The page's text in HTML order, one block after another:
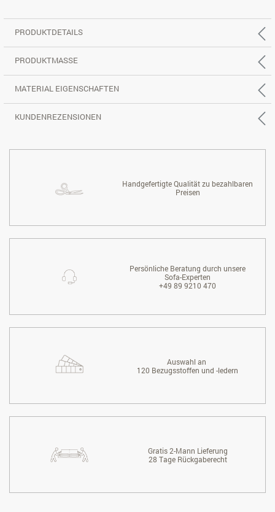
PRODUKTDETAILS
PRODUKTMASSE
MATERIAL EIGENSCHAFTEN
KUNDENREZENSIONEN
Handgefertigte Qualität zu bezahlbaren
Preisen
Persönliche Beratung durch unsere
Sofa-Experten
+49 89 9210 470
Auswahl an
120 Bezugsstoffen und -ledern
Gratis 2-Mann Lieferung
28 Tage Rückgaberecht